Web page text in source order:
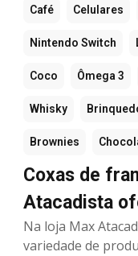
Café Celulares
Nintendo Switch
Coco Ômega 3
Whisky
Brownies
Coxas de
Atacadista
Na loja Max
variedade de